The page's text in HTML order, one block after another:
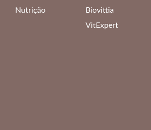
Nutrição
Biovittia
VitExpert